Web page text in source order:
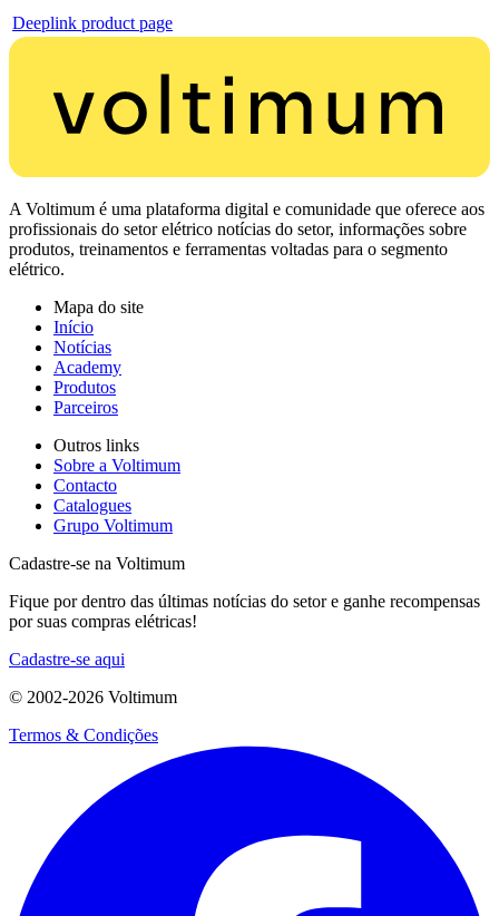
Deeplink product page
A Voltimum é uma plataforma digital e comunidade que oferece aos
profissionais do setor elétrico notícias do setor, informações sobre
produtos, treinamentos e ferramentas voltadas para o segmento
elétrico.
Mapa do site
Início
Notícias
Academy
Produtos
Parceiros
Outros links
Sobre a Voltimum
Contacto
Catalogues
Grupo Voltimum
Cadastre-se na Voltimum
Fique por dentro das últimas notícias do setor e ganhe recompensas
por suas compras elétricas!
Cadastre-se aqui
© 2002-2026 Voltimum
Termos & Condições